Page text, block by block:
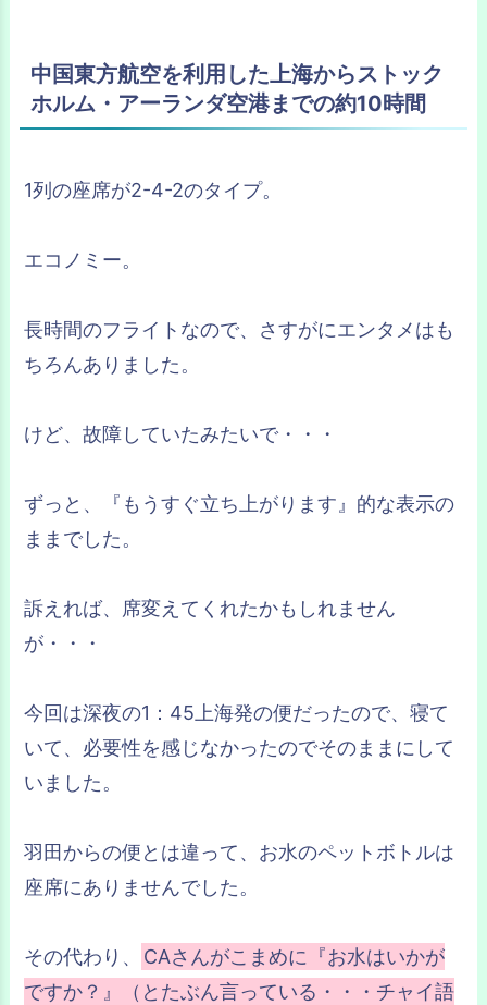
中国東方航空を利用した上海からストック
ホルム・アーランダ空港までの約10時間
1列の座席が2-4-2のタイプ。
エコノミー。
長時間のフライトなので、さすがにエンタメはも
ちろんありました。
けど、故障していたみたいで・・・
ずっと、『もうすぐ立ち上がります』的な表示の
ままでした。
訴えれば、席変えてくれたかもしれません
が・・・
今回は深夜の1：45上海発の便だったので、寝て
いて、必要性を感じなかったのでそのままにして
いました。
羽田からの便とは違って、お水のペットボトルは
座席にありませんでした。
その代わり、
CAさんがこまめに『お水はいかが
ですか？』（とたぶん言っている・・・チャイ語